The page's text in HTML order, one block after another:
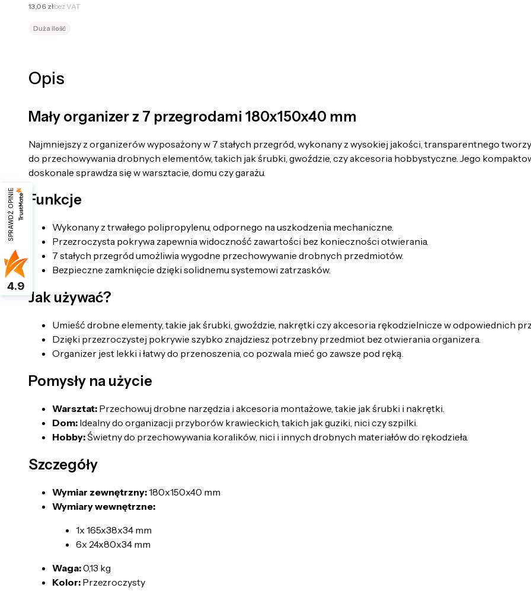
Cena netto
13,06 złbez VAT
Duża ilość
Opis
Mały organizer z 7 przegrodami 180x150x40 mm
Najmniejszy z organizerów wyposażony w 7 stałych przegród, wykonany z wysokiej jakości, transparentnego
do przechowywania drobnych elementów, takich jak śrubki, gwoździe, czy akcesoria hobbystyczne. Jego
doskonale sprawdza się w warsztacie, domu czy garażu.
Funkcje
Wykonany z trwałego polipropylenu, odpornego na uszkodzenia mechaniczne.
Przezroczysta pokrywa zapewnia widoczność zawartości bez konieczności otwierania.
7 stałych przegród umożliwia wygodne przechowywanie drobnych przedmiotów.
Bezpieczne zamknięcie dzięki solidnemu systemowi zatrzasków.
Jak używać?
Umieść drobne elementy, takie jak śrubki, gwoździe, nakrętki czy akcesoria rękodzielnicze w odpowiednich
Dzięki przezroczystej pokrywie szybko znajdziesz potrzebny przedmiot bez otwierania organizera.
Organizer jest lekki i łatwy do przenoszenia, co pozwala mieć go zawsze pod ręką.
Pomysły na użycie
Warsztat: Przechowuj drobne narzędzia i akcesoria montażowe, takie jak śrubki i nakrętki.
Dom: Idealny do organizacji przyborów krawieckich, takich jak guziki, nici czy szpilki.
Hobby:Świetny do przechowywania koralików, nici i innych drobnych materiałów do rękodzieła.
Szczegóły
Wymiar zewnętrzny:180x150x40 mm
Wymiary wewnętrzne:
1x 165x38x34 mm
6x 24x80x34 mm
Waga:0,13 kg
Kolor: Przezroczysty
SPRAWDŹ OPINIE
4.9